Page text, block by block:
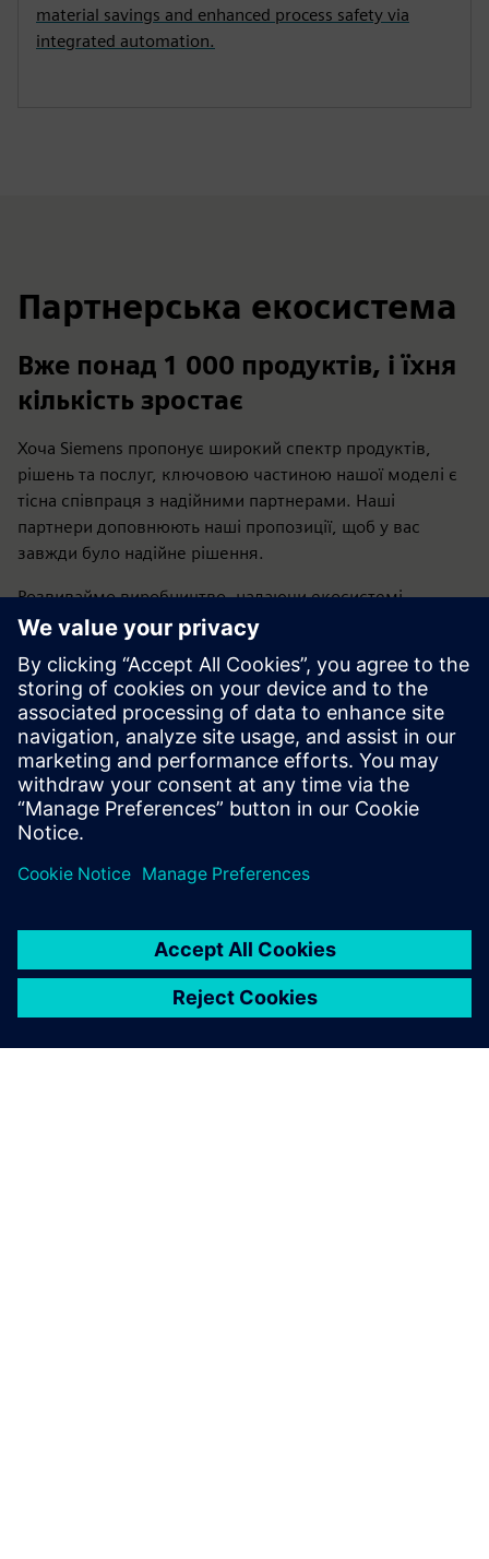
material savings and enhanced process safety via
integrated automation.
Партнерська екосистема
Вже понад 1 000 продуктів, і їхня
кількість зростає
Хоча Siemens пропонує широкий спектр продуктів,
рішень та послуг, ключовою частиною нашої моделі є
тісна співпраця з надійними партнерами. Наші
партнери доповнюють наші пропозиції, щоб у вас
завжди було надійне рішення.
Розвиваймо виробництво, надаючи екосистемі
можливості проектувати, виробляти та
промисловості.
Дізнатися більше >